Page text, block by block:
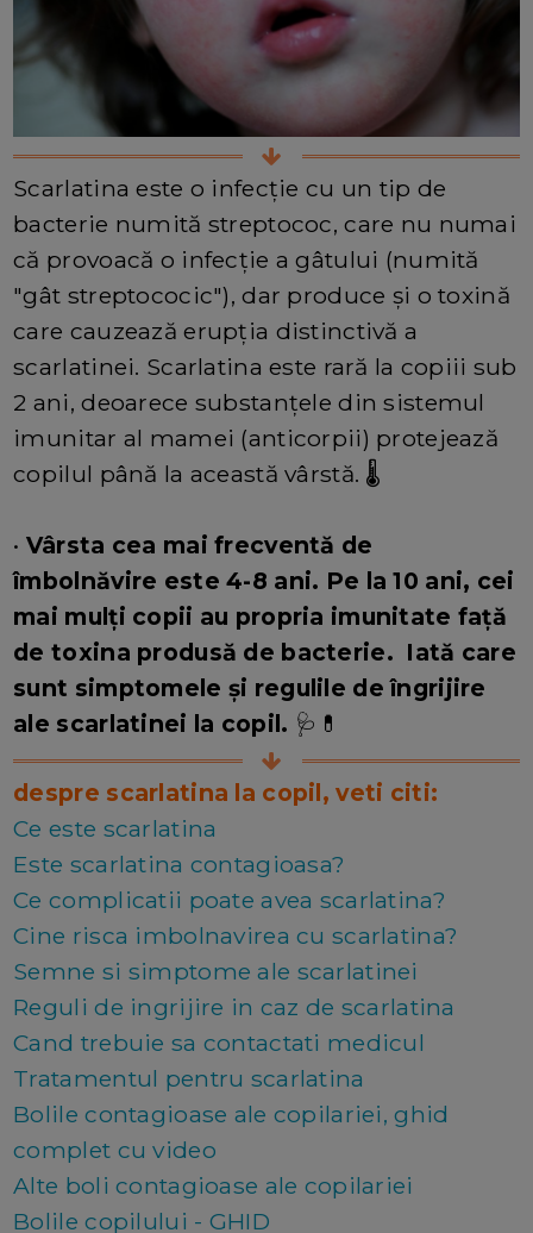
Scarlatina este o infecție cu un tip de
bacterie numită streptococ, care nu numai
că provoacă o infecție a gâtului (numită
"gât streptococic"), dar produce și o toxină
care cauzează erupția distinctivă a
scarlatinei. Scarlatina este rară la copiii sub
2 ani, deoarece substanțele din sistemul
imunitar al mamei (anticorpii) protejează
copilul până la această vârstă. 🌡️
• Vârsta cea mai frecventă de
îmbolnăvire este 4-8 ani. Pe la 10 ani, cei
mai mulți copii au propria imunitate față
de toxina produsă de bacterie. Iată care
sunt simptomele și regulile de îngrijire
ale scarlatinei la copil. 🩺💊
despre scarlatina la copil, veti citi:
Ce este scarlatina
Este scarlatina contagioasa?
Ce complicatii poate avea scarlatina?
Cine risca imbolnavirea cu scarlatina?
Semne si simptome ale scarlatinei
Reguli de ingrijire in caz de scarlatina
Cand trebuie sa contactati medicul
Tratamentul pentru scarlatina
Bolile contagioase ale copilariei, ghid
complet cu video
Alte boli contagioase ale copilariei
Bolile copilului - GHID